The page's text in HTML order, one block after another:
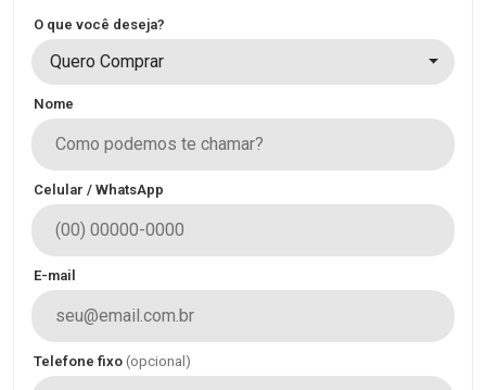
O que você deseja?
Quero Comprar
Nome
Celular / WhatsApp
E-mail
Telefone fixo (opcional)